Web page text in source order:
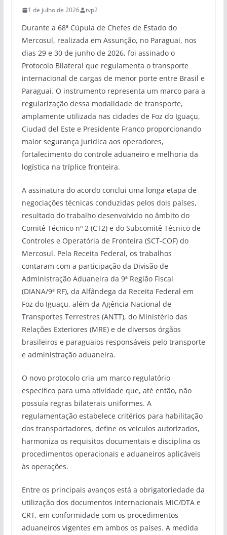
1 de julho de 2026 tvp2
Durante a 68ª Cúpula de Chefes de Estado do
Mercosul, realizada em Assunção, no Paraguai, nos
dias 29 e 30 de junho de 2026, foi assinado o
Protocolo Bilateral que regulamenta o transporte
internacional de cargas de menor porte entre Brasil e
Paraguai. O instrumento representa um marco para a
regularização dessa modalidade de transporte,
amplamente utilizada nas cidades de Foz do Iguaçu,
Ciudad del Este e Presidente Franco proporcionando
maior segurança jurídica aos operadores,
fortalecimento do controle aduaneiro e melhoria da
logística na tríplice fronteira.
A assinatura do acordo conclui uma longa etapa de
negociações técnicas conduzidas pelos dois países,
resultado do trabalho desenvolvido no âmbito do
Comitê Técnico nº 2 (CT2) e do Subcomitê Técnico de
Controles e Operatória de Fronteira (SCT-COF) do
Mercosul. Pela Receita Federal, os trabalhos
contaram com a participação da Divisão de
Administração Aduaneira da 9ª Região Fiscal
(DIANA/9ª RF), da Alfândega da Receita Federal em
Foz do Iguaçu, além da Agência Nacional de
Transportes Terrestres (ANTT), do Ministério das
Relações Exteriores (MRE) e de diversos órgãos
brasileiros e paraguaios responsáveis pelo transporte
e administração aduaneira.
O novo protocolo cria um marco regulatório
específico para uma atividade que, até então, não
possuía regras bilaterais uniformes. A
regulamentação estabelece critérios para habilitação
dos transportadores, define os veículos autorizados,
harmoniza os requisitos documentais e disciplina os
procedimentos operacionais e aduaneiros aplicáveis
às operações.
Entre os principais avanços está a obrigatoriedade da
utilização dos documentos internacionais MIC/DTA e
CRT, em conformidade com os procedimentos
aduaneiros vigentes em ambos os países. A medida